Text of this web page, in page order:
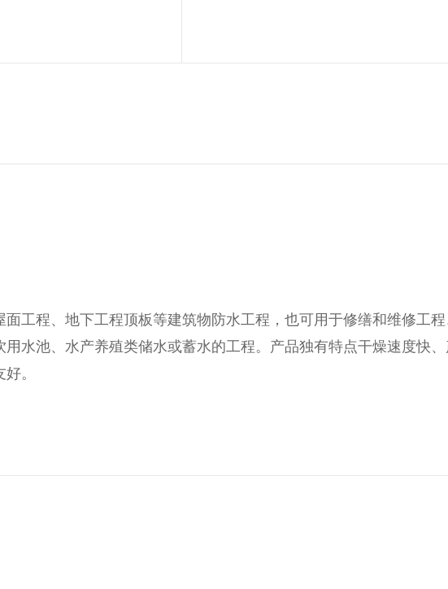
工程、地下工程顶板等建筑物防水工程，也可用于修缮和维修工
水池、水产养殖类储水或蓄水的工程。产品独有特点干燥速度快
。